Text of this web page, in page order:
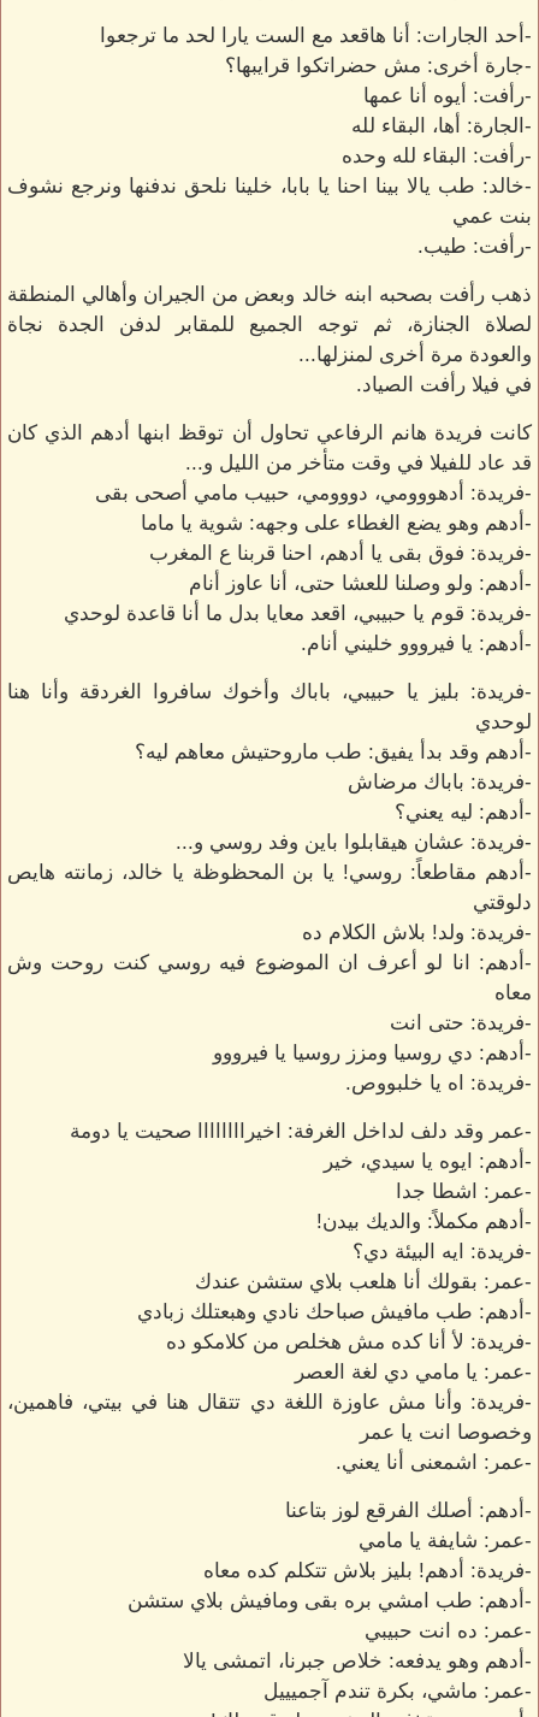
-أحد الجارات: أنا هاقعد مع الست يارا لحد ما ترجعوا
-جارة أخرى: مش حضراتكوا قرايبها؟
-رأفت: أيوه أنا عمها
-الجارة: أها، البقاء لله
-رأفت: البقاء لله وحده
-خالد: طب يالا بينا احنا يا بابا، خلينا نلحق ندفنها ونرجع نشوف
بنت عمي
-رأفت: طيب.
ذهب رأفت بصحبه ابنه خالد وبعض من الجيران وأهالي المنطقة
لصلاة الجنازة، ثم توجه الجميع للمقابر لدفن الجدة نجاة
والعودة مرة أخرى لمنزلها...
في فيلا رأفت الصياد.
كانت فريدة هانم الرفاعي تحاول أن توقظ ابنها أدهم الذي كان
قد عاد للفيلا في وقت متأخر من الليل و...
-فريدة: أدهووومي، دووومي، حبيب مامي أصحى بقى
-أدهم وهو يضع الغطاء على وجهه: شوية يا ماما
-فريدة: فوق بقى يا أدهم، احنا قربنا ع المغرب
-أدهم: ولو وصلنا للعشا حتى، أنا عاوز أنام
-فريدة: قوم يا حبيبي، اقعد معايا بدل ما أنا قاعدة لوحدي
-أدهم: يا فيرووو خليني أنام.
-فريدة: بليز يا حبيبي، باباك وأخوك سافروا الغردقة وأنا هنا
لوحدي
-أدهم وقد بدأ يفيق: طب ماروحتيش معاهم ليه؟
-فريدة: باباك مرضاش
-أدهم: ليه يعني؟
-فريدة: عشان هيقابلوا باين وفد روسي و...
-أدهم مقاطعاً: روسي! يا بن المحظوظة يا خالد، زمانته هايص
دلوقتي
-فريدة: ولد! بلاش الكلام ده
-أدهم: انا لو أعرف ان الموضوع فيه روسي كنت روحت وش
معاه
-فريدة: حتى انت
-أدهم: دي روسيا ومزز روسيا يا فيرووو
-فريدة: اه يا خلبووص.
-عمر وقد دلف لداخل الغرفة: اخيراااااااا صحيت يا دومة
-أدهم: ايوه يا سيدي، خير
-عمر: اشطا جدا
-أدهم مكملاً: والديك بيدن!
-فريدة: ايه البيئة دي؟
-عمر: بقولك أنا هلعب بلاي ستشن عندك
-أدهم: طب مافيش صباحك نادي وهبعتلك زبادي
-فريدة: لأ أنا كده مش هخلص من كلامكو ده
-عمر: يا مامي دي لغة العصر
-فريدة: وأنا مش عاوزة اللغة دي تتقال هنا في بيتي، فاهمين،
وخصوصا انت يا عمر
-عمر: اشمعنى أنا يعني.
-أدهم: أصلك الفرقع لوز بتاعنا
-عمر: شايفة يا مامي
-فريدة: أدهم! بليز بلاش تتكلم كده معاه
-أدهم: طب امشي بره بقى ومافيش بلاي ستشن
-عمر: ده انت حبيبي
-أدهم وهو يدفعه: خلاص جبرنا، اتمشى يالا
-عمر: ماشي، بكرة تندم آجميييل